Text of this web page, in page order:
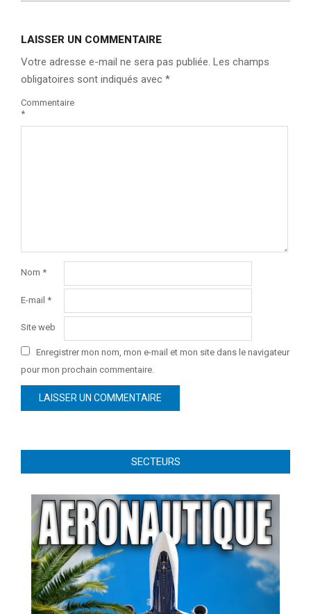
LAISSER UN COMMENTAIRE
Votre adresse e-mail ne sera pas publiée. Les champs
obligatoires sont indiqués avec *
Commentaire
*
Nom *
E-mail *
Site web
Enregistrer mon nom, mon e-mail et mon site dans le navigateur
pour mon prochain commentaire.
SECTEURS